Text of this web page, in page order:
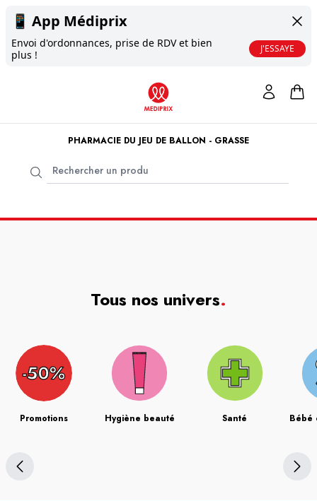
📱 App Médiprix
Envoi d'ordonnances, prise de RDV et bien
plus !
J'ESSAYE
PHARMACIE DU JEU DE BALLON - GRASSE
Tous nos univers.
Promotions Hygiène beauté Santé Bébé